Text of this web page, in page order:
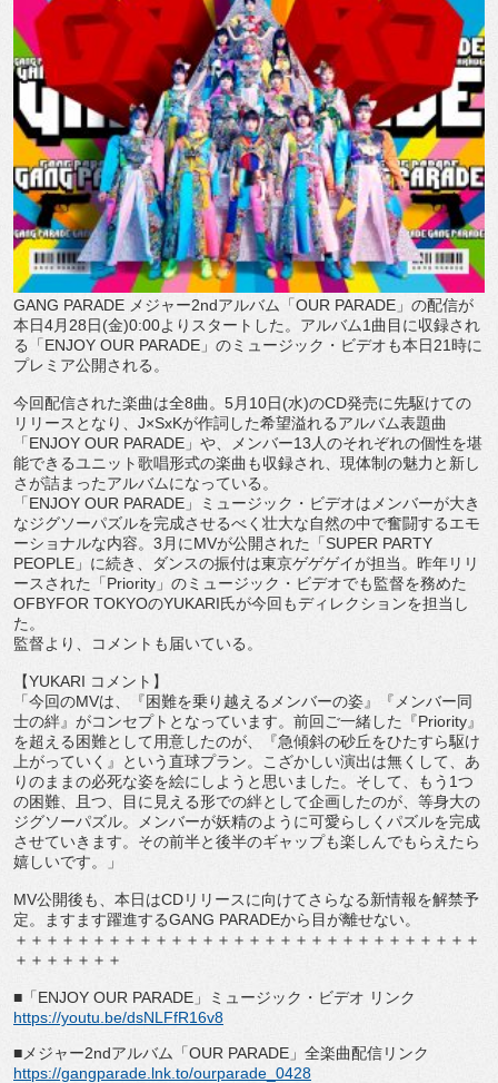
GANG PARADE メジャー2ndアルバム「OUR PARADE 」の配信が
本日4月 28日(金)0:00よりスター トした。アルバム1 曲目に収録され
る「ENJOY OUR PARADE 」のミュージック・ビデオも本日21時に
プレミア公開される。
今回配信された楽曲は全8曲。 5月 10日(水)のCD発売に先駆けての
リリースとなり、 J×SxKが作詞した希望溢れるアルバム表題曲
「ENJOY OUR PARADE 」や、メンバー13人のそれぞれの個性を堪
能できるユニット歌唱形式の楽曲も収録され、 現体制の魅力と新し
さが詰まったアルバムになっている。
「ENJOY OUR PARADE 」ミュージック・ ビデオはメンバーが大き
なジグソーパズルを完成させるべく壮大な自然の中で奮闘するエモ
ーショナルな内容。 3 月にMVが公開された「SUPER PARTY
PEOPLE 」に続き、ダンスの振付は東京ゲゲゲイが担当。昨年リリ
ースされた「Priority 」のミュージック・ ビデオでも監督を務めた
OFBYFOR TOKYOのYUKARI氏が今回もディレクションを担当し
た。
監督より、コメントも届いている。
【YUKARI コメント】
「今回のMVは、『困難を乗り越えるメンバーの姿』『 メンバー同
士の絆』がコンセプトとなっています。 前回ご一緒した『Priority』
を超える困難として用意したのが、『急傾斜の砂丘をひたすら駆け
上がっていく』という直球プラン。
こざかしい演出は無くして、 あ
りのままの必死な姿を絵にしようと思いました。そして、もう 1つ
の困難、且つ、目に見える形での絆として企画したのが、 等身大の
ジグソーパズル。
メンバーが妖精のように可愛らしくパズルを完成
させていきます。 その前半と後半のギャップも楽しんでもらえたら
嬉しいです。」
MV公開後も、本日はCDリリースに向けてさらなる新情報を解禁予
定。ますます躍進するGANG PARADEから目が離せない。
＋＋＋＋＋＋＋＋＋＋＋＋＋＋＋＋＋＋＋＋＋＋＋＋＋＋＋＋＋＋
＋＋＋＋＋＋＋
■「ENJOY OUR PARADE 」ミュージック・ビデオ リンク
https://youtu.be/dsNLFfR16v8
■メジャー2ndアルバム「OUR PARADE 」全楽曲配信リンク
https://gangparade.lnk.to/ourparade_0428